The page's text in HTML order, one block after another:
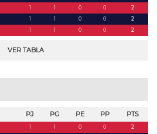
1 1 0 0
2
1 1 0 0
2
1 1 0 0 2
VER TABLA
PJ PG PE PP PTS
1 1 0 0
2